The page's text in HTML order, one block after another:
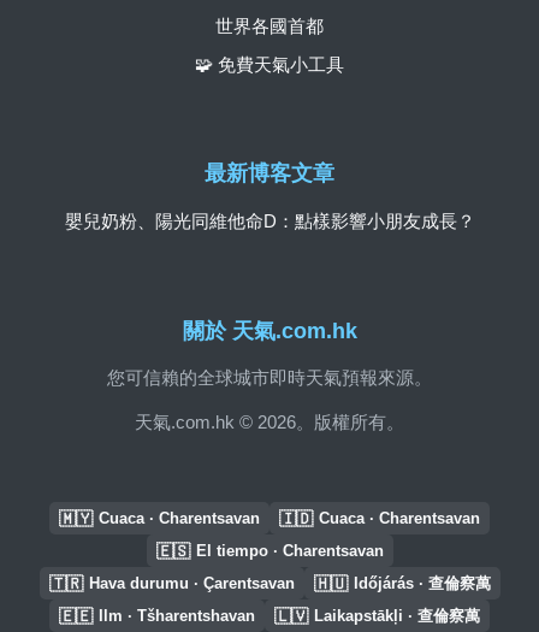
關於 天氣.com.hk
您可信賴的全球城市即時天氣預報來源。
天氣.com.hk © 2026。版權所有。
世界各國首都
🧩 免費天氣小工具
最新博客文章
嬰兒奶粉、陽光同維他命D：點樣影響小朋友成長？
🇲🇾 Cuaca · Charentsavan 🇮🇩 Cuaca · Charentsavan
🇪🇸 El tiempo · Charentsavan
🇹🇷 Hava durumu · Çarentsavan 🇭🇺 Időjárás · 查倫察萬
🇪🇪 Ilm · Tšharentshavan 🇱🇻 Laikapstākļi · 查倫察萬